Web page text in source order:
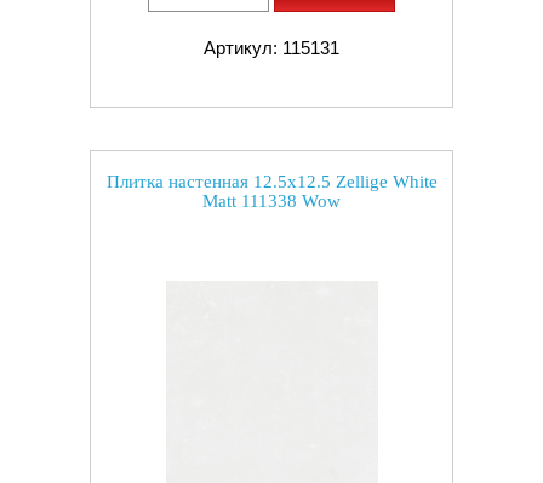
Артикул: 115131
Плитка настенная 12.5x12.5 Zellige White
Matt 111338 Wow